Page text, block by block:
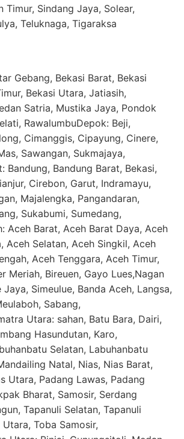
Timur, Sindang Jaya, Solear,
Teluknaga, Tigaraksa
Gebang, Bekasi Barat, Bekasi
Bekasi Utara, Jatiasih,
Satria, Mustika Jaya, Pondok
RawalumbuDepok: Beji,
Cimanggis, Cipayung, Cinere,
Sawangan, Sukmajaya,
Bandung, Bandung Barat, Bekasi,
Cirebon, Garut, Indramayu,
Majalengka, Pangandaran,
Sukabumi, Sumedang,
Aceh Barat, Aceh Barat Daya, Aceh
Aceh Selatan, Aceh Singkil, Aceh
Aceh Tenggara, Aceh Timur,
Meriah, Bireuen, Gayo Lues,Nagan
Jaya, Simeulue, Banda Aceh, Langsa,
Sabang,
Utara: sahan, Batu Bara, Dairi,
Hasundutan, Karo,
Selatan, Labuhanbatu
Natal, Nias, Nias Barat,
Utara, Padang Lawas, Padang
Bharat, Samosir, Serdang
Tapanuli Selatan, Tapanuli
Toba Samosir,